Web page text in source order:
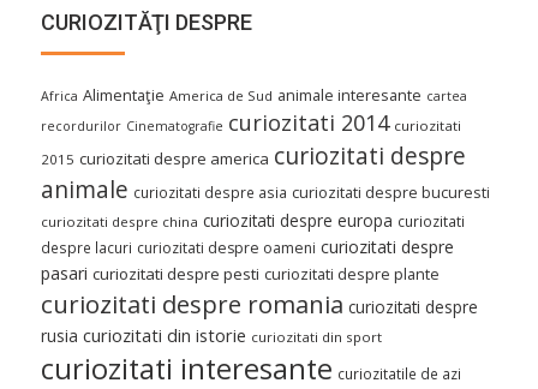
CURIOZITĂŢI DESPRE
Africa Alimentaţie America de Sud animale interesante cartea
recordurilor Cinematografie curiozitati 2014 curiozitati
2015 curiozitati despre america curiozitati despre
animale curiozitati despre asia curiozitati despre bucuresti
curiozitati despre china curiozitati despre europa curiozitati
despre lacuri curiozitati despre oameni curiozitati despre
pasari curiozitati despre pesti curiozitati despre plante
curiozitati despre romania curiozitati despre
rusia curiozitati din istorie curiozitati din sport
curiozitati interesante curiozitatile de azi